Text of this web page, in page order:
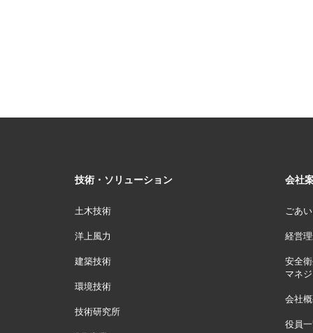
技術・ソリューション
土木技術
洋上風力
建築技術
環境技術
技術研究所
会社
ごあ
経営
安全
マネ
会社
役員